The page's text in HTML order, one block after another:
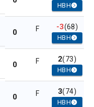
HBH
0 F -3(68)
HBH
0 F 2(73)
HBH
0 F 3(74)
HBH